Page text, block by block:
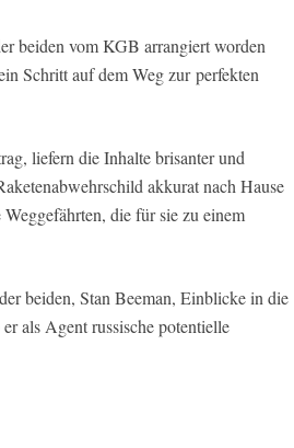
beiden vom KGB arrangiert worden
Schritt auf dem Weg zur perfekten
liefern die Inhalte brisanter und
akkurat nach Hause
die für sie zu einem
beiden, Stan Beeman, Einblicke in die
als Agent russische potentielle